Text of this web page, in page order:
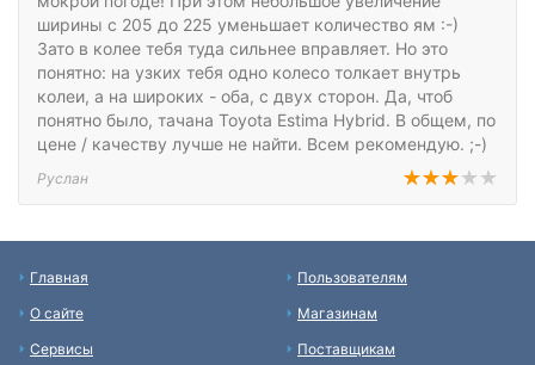
ширины с 205 до 225 уменьшает количество ям :-)
Зато в колее тебя туда сильнее вправляет. Но это
понятно: на узких тебя одно колесо толкает внутрь
колеи, а на широких - оба, с двух сторон. Да, чтоб
понятно было, тачана Toyota Estima Hybrid. В общем, по
цене / качеству лучше не найти. Всем рекомендую. ;-)
Руслан
Главная
О сайте
Сервисы
Пользователям
Магазинам
Поставщикам